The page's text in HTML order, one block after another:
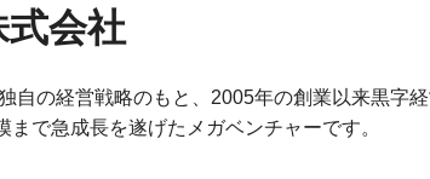
会社
自の経営戦略のもと、2005年の創業以来黒字
で急成長を遂げたメガベンチャーです。